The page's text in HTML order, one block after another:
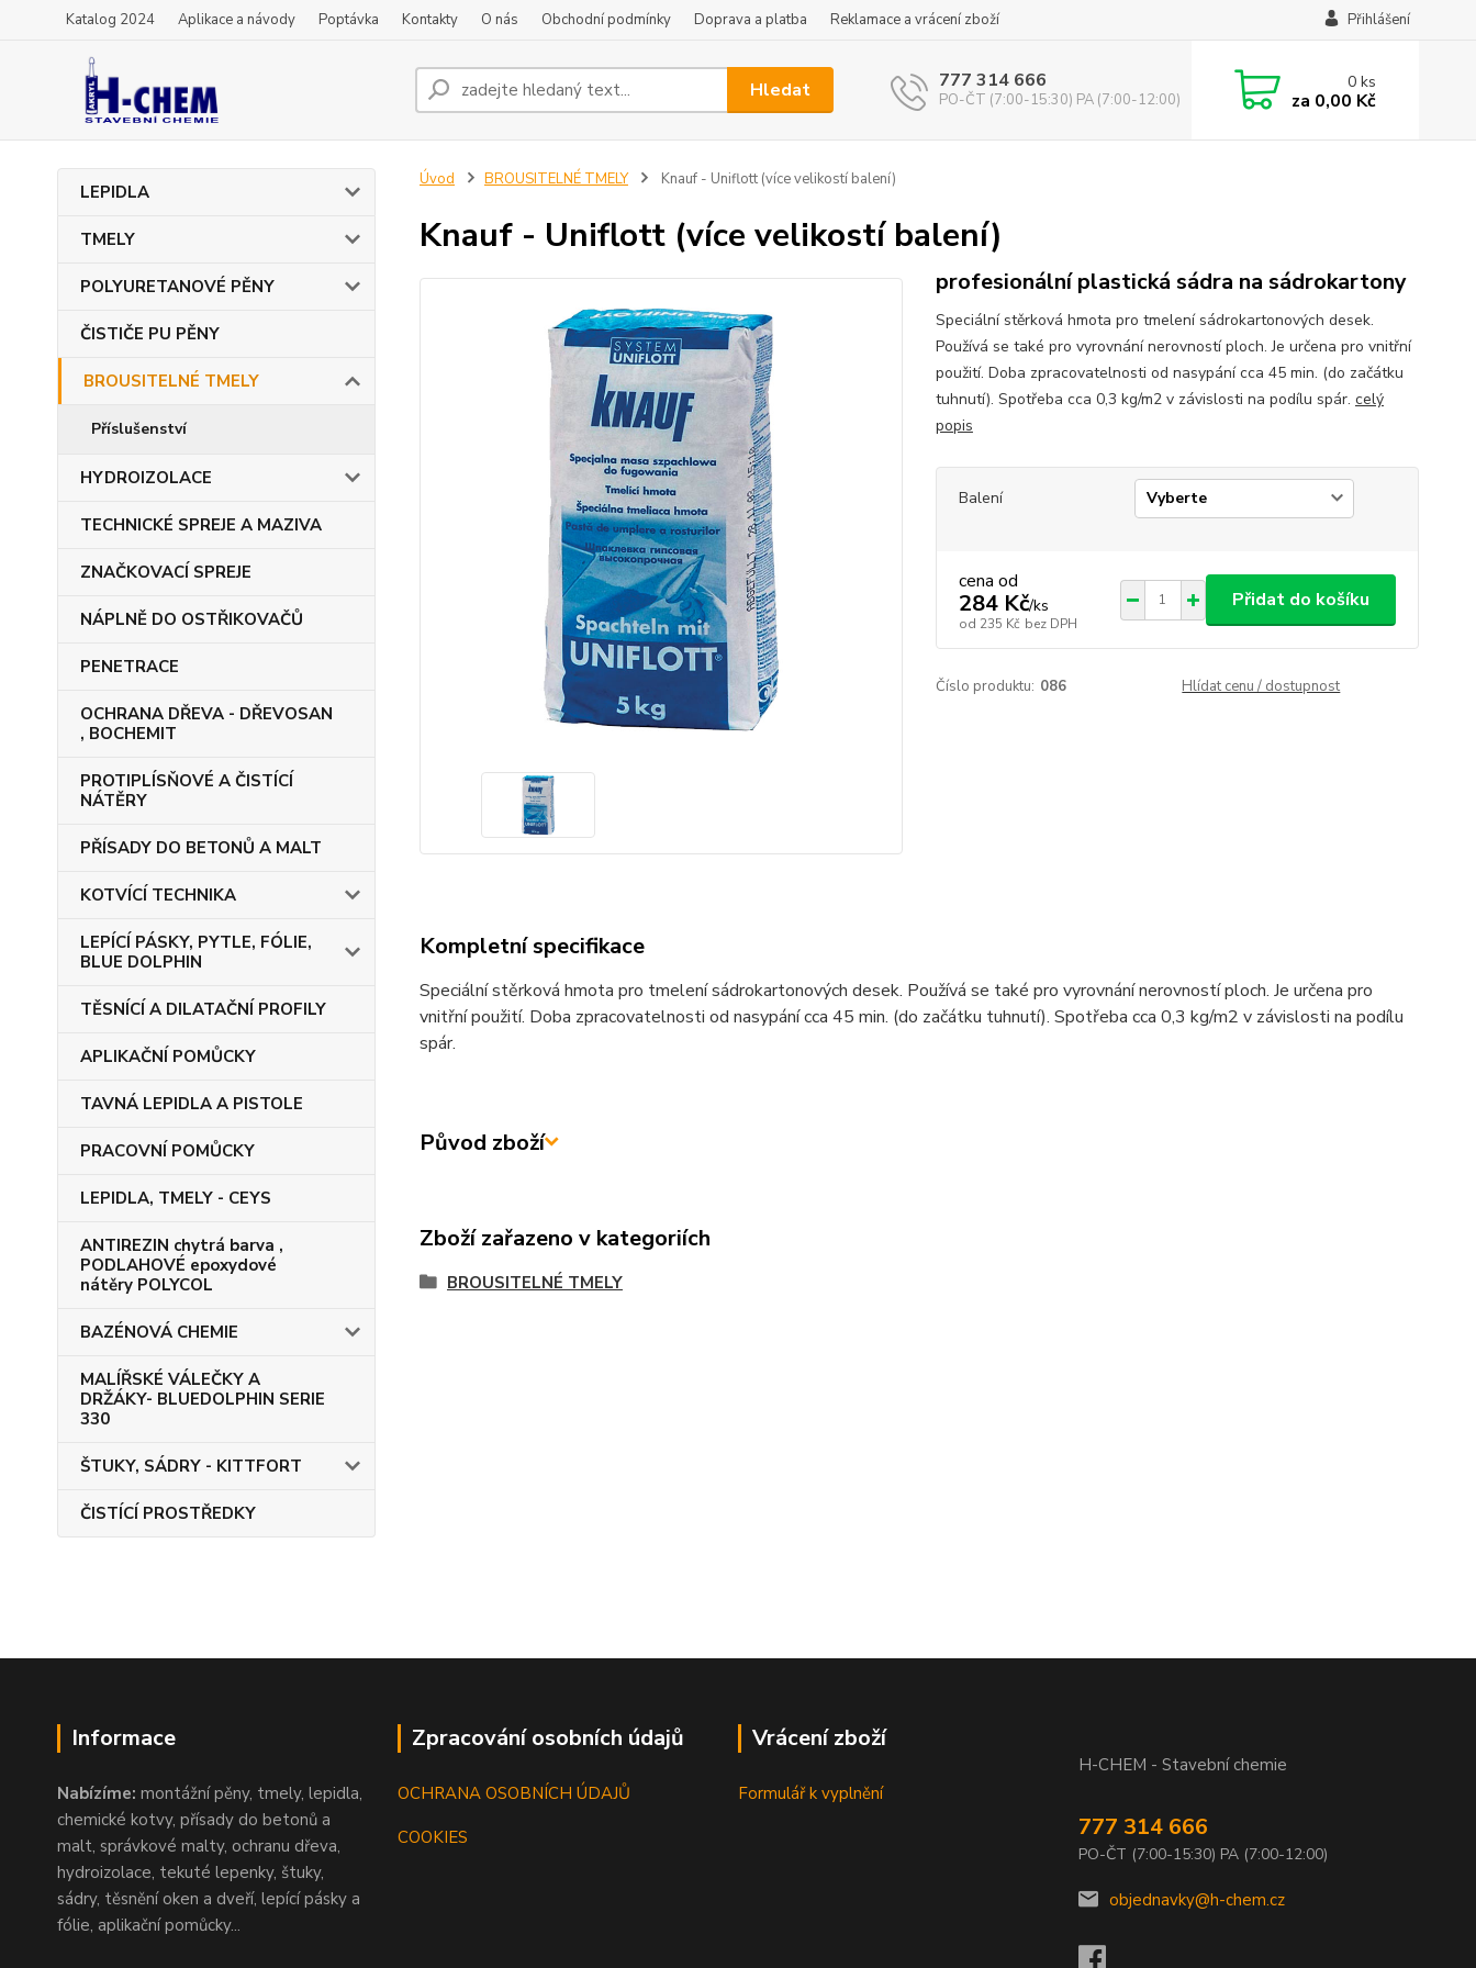
Katalog 2024 Aplikace a návody Poptávka Kontakty O nás Obchodní podmínky Doprava a platba Reklamace a vrácení zboží Přihlášení
Hledat 777 314 666
PO-ČT (7:00-15:30) PA (7:00-12:00)
0ks
za 0,00 Kč
LEPIDLA
TMELY
POLYURETANOVÉ PĚNY
ČISTIČE PU PĚNY
BROUSITELNÉ TMELY
Příslušenství
HYDROIZOLACE
TECHNICKÉ SPREJE A MAZIVA
ZNAČKOVACÍ SPREJE
NÁPLNĚ DO OSTŘIKOVAČŮ
PENETRACE
OCHRANA DŘEVA - DŘEVOSAN
, BOCHEMIT
PROTIPLÍSŇOVÉ A ČISTÍCÍ
NÁTĚRY
PŘÍSADY DO BETONŮ A MALT
KOTVÍCÍ TECHNIKA
LEPÍCÍ PÁSKY, PYTLE, FÓLIE,
BLUE DOLPHIN
TĚSNÍCÍ A DILATAČNÍ PROFILY
APLIKAČNÍ POMŮCKY
TAVNÁ LEPIDLA A PISTOLE
PRACOVNÍ POMŮCKY
LEPIDLA, TMELY - CEYS
ANTIREZIN chytrá barva ,
PODLAHOVÉ epoxydové
nátěry POLYCOL
BAZÉNOVÁ CHEMIE
MALÍŘSKÉ VÁLEČKY A
DRŽÁKY- BLUEDOLPHIN SERIE
330
ŠTUKY, SÁDRY - KITTFORT
ČISTÍCÍ PROSTŘEDKY
Úvod BROUSITELNÉ TMELY Knauf - Uniflott (více velikostí balení)
Knauf - Uniflott (více velikostí balení)
profesionální plastická sádra na sádrokartony
Speciální stěrková hmota pro tmelení sádrokartonových desek.
Používá se také pro vyrovnání nerovností ploch. Je určena pro vnitřní
použití. Doba zpracovatelnosti od nasypání cca 45 min. (do začátku
tuhnutí). Spotřeba cca 0,3 kg/m2 v závislosti na podílu spár. celý
popis
Balení
cena od
284 Kč/ks
od 235 Kč bez DPH
Přidat do košíku
Číslo produktu: 086 Hlídat cenu / dostupnost
Kompletní specifikace
Speciální stěrková hmota pro tmelení sádrokartonových desek. Používá se také pro vyrovnání nerovností ploch. Je určena pro
vnitřní použití. Doba zpracovatelnosti od nasypání cca 45 min. (do začátku tuhnutí). Spotřeba cca 0,3 kg/m2 v závislosti na podílu
spár.
Původ zboží
Zboží zařazeno v kategoriích
BROUSITELNÉ TMELY
Informace
Nabízíme: montážní pěny, tmely, lepidla,
chemické kotvy, přísady do betonů a
malt, správkové malty, ochranu dřeva,
hydroizolace, tekuté lepenky, štuky,
sádry, těsnění oken a dveří, lepící pásky a
fólie, aplikační pomůcky...
Zpracování osobních údajů
OCHRANA OSOBNÍCH ÚDAJŮ
COOKIES
Vrácení zboží
Formulář k vyplnění
H-CHEM - Stavební chemie
777 314 666
PO-ČT (7:00-15:30) PA (7:00-12:00)
objednavky@h-chem.cz